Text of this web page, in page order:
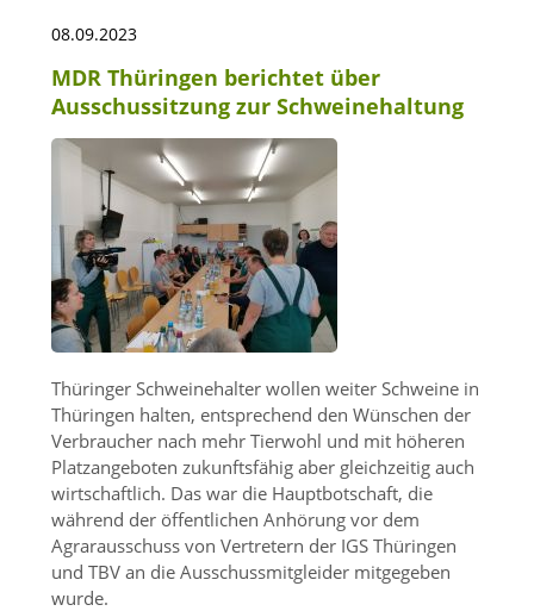
08.09.2023
MDR Thüringen berichtet über
Ausschussitzung zur Schweinehaltung
Thüringer Schweinehalter wollen weiter Schweine in
Thüringen halten, entsprechend den Wünschen der
Verbraucher nach mehr Tierwohl und mit höheren
Platzangeboten zukunftsfähig aber gleichzeitig auch
wirtschaftlich. Das war die Hauptbotschaft, die
während der öffentlichen Anhörung vor dem
Agrarausschuss von Vertretern der IGS Thüringen
und TBV an die Ausschussmitgleider mitgegeben
wurde.